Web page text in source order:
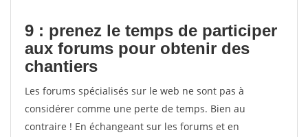
9 : prenez le temps de participer
aux forums pour obtenir des
chantiers
Les forums spécialisés sur le web ne sont pas à
considérer comme une perte de temps. Bien au
contraire ! En échangeant sur les forums et en